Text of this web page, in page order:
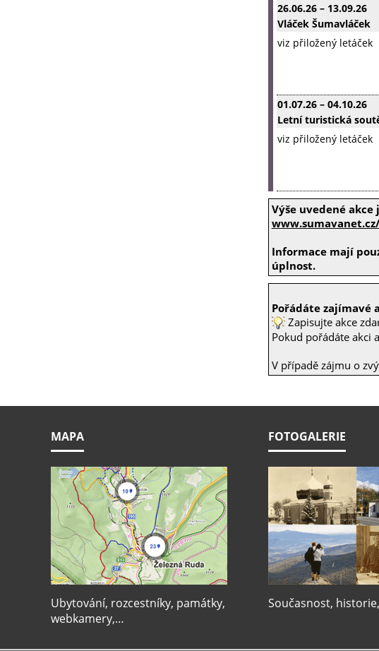
26.06.26– 13.09.26
Vláček Šumavláček
viz přiložený letáček
01.07.26– 04.10.26
Letní turistická
viz přiložený letáček
Výše uvedené
Informace mají
úplnost.
Pořádáte zajímavé
Zapisujte akce
Pokud pořádáte akci
V případě zájmu o
MAPA
Ubytování, rozcestníky, památky,
webkamery,…
FOTOGALERIE
Současnost,